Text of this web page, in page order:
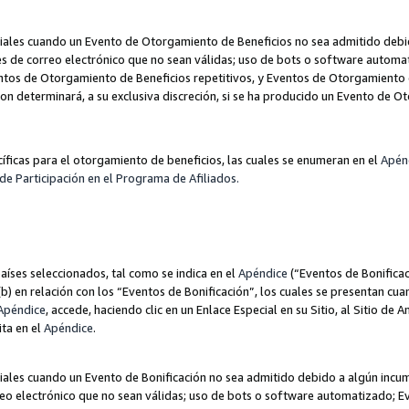
cuando un Evento de Otorgamiento de Beneficios no sea admitido
de correo electrónico que no sean válidas; uso de bots o software
de Otorgamiento de Beneficios repetitivos, y Eventos de
determinará, a su exclusiva discreción, si se ha producido un Evento de
para el otorgamiento de beneficios, las cuales se enumeran en el
Participación en el Programa de Afiliados.
seleccionados, tal como se indica en el Apéndice (“Eventos de
en relación con los “Eventos de Bonificación”, los cuales se presentan
, accede, haciendo clic en un Enlace Especial en su Sitio, al Sitio de
en el Apéndice.
cuando un Evento de Bonificación no sea admitido debido a algún
electrónico que no sean válidas; uso de bots o software automatizado;